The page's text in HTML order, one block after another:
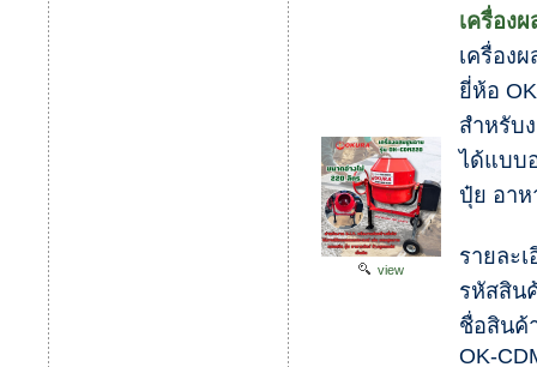
view
เครื่อง
เครื่อง
ยี่ห้อ
สำหรับ
ได้แบบ
ปุ๋ย อาห
รายละ
รหัสสิน
ชื่อสินค้
OK-